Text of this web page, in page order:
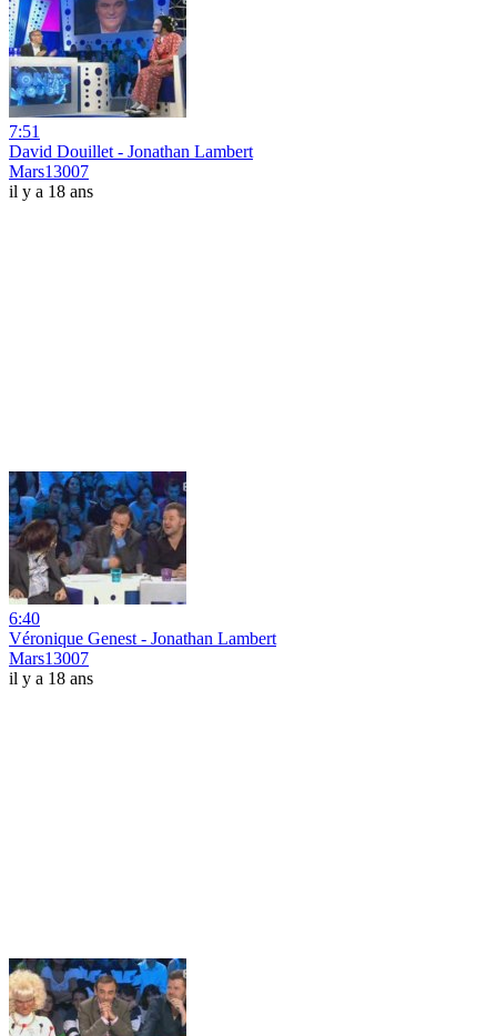
7:51
David Douillet - Jonathan Lambert
Mars13007
il y a 18 ans
6:40
Véronique Genest - Jonathan Lambert
Mars13007
il y a 18 ans